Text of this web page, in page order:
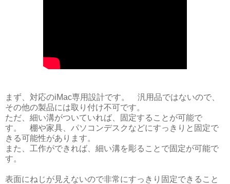
まず、対応のiMac専用設計です。 汎用品ではないので、
その他の製品には取り付け不可です。
ただ、細い溝がついていれば、固定することが可能で
す。 棚や家具、パソコンデスクなどにすっきりと固定で
きる可能性があります。
また、工作ができれば、細い溝を彫ることで固定が可能で
す。
表面にねじが見えないので非常にすっきり固定できること